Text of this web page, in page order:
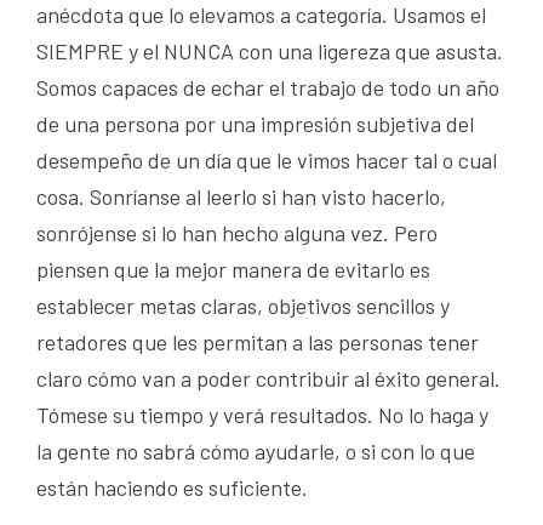
anécdota que lo elevamos a categoría. Usamos el
SIEMPRE y el NUNCA con una ligereza que asusta.
Somos capaces de echar el trabajo de todo un año
de una persona por una impresión subjetiva del
desempeño de un día que le vimos hacer tal o cual
cosa. Sonríanse al leerlo si han visto hacerlo,
sonrójense si lo han hecho alguna vez. Pero
piensen que la mejor manera de evitarlo es
establecer metas claras, objetivos sencillos y
retadores que les permitan a las personas tener
claro cómo van a poder contribuir al éxito general.
Tómese su tiempo y verá resultados. No lo haga y
la gente no sabrá cómo ayudarle, o si con lo que
están haciendo es suficiente.